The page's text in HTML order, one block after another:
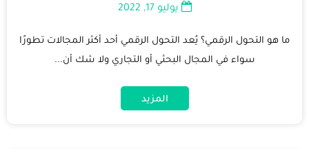
يوليو 17, 2022
ما هو التحول الرقمي؟ يُعد التحول الرقمي أحد أكثر المجالات تطورًا
سواء في المجال البحثي أو التجاري ولا شك أن...
المزيد